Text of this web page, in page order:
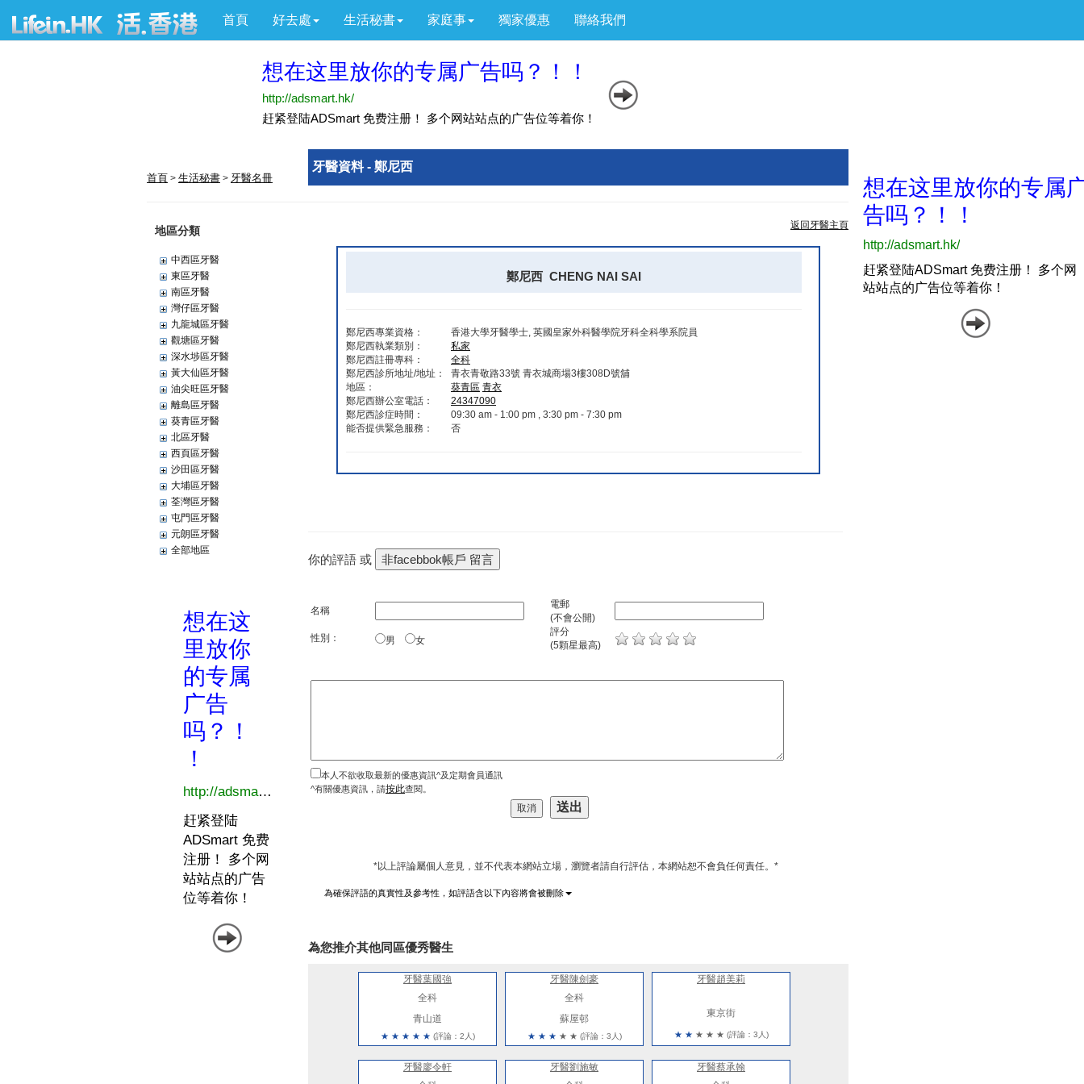
首頁 好去處 生活秘書 家庭事 獨家優惠 聯絡我們
首頁 > 生活秘書 > 牙醫名冊
地區分類
中西區牙醫
東區牙醫
南區牙醫
灣仔區牙醫
九龍城區牙醫
觀塘區牙醫
深水埗區牙醫
黃大仙區牙醫
油尖旺區牙醫
離島區牙醫
葵青區牙醫
北區牙醫
西頁區牙醫
沙田區牙醫
大埔區牙醫
荃灣區牙醫
屯門區牙醫
元朗區牙醫
全部地區
牙醫資料 - 鄭尼西
返回牙醫主頁
鄭尼西 CHENG NAI SAI
鄭尼西專業資格：
香港大學牙醫學士, 英國皇家外科醫學院牙科全科學系院員
鄭尼西執業類別：
私家
鄭尼西註冊專科：
全科
鄭尼西診所地址/地址：
青衣青敬路33號 青衣城商場3樓308D號舖
地區：
葵青區 青衣
鄭尼西辦公室電話：
24347090
鄭尼西診症時間：
09:30 am - 1:00 pm , 3:30 pm - 7:30 pm
能否提供緊急服務：
否
你的評語 或
名稱
電郵
(不會公開)
性別：
男 女
評分
(5顆星最高)
本人不欲收取最新的優惠資訊^及定期會員通訊
^有關優惠資訊，請按此查閱。
*以上評論屬個人意見，並不代表本網站立場，瀏覽者請自行評估，本網站恕不會負任何責任。*
為確保評語的真實性及參考性，如評語含以下內容將會被刪除
為您推介其他同區優秀醫生
牙醫葉國強
全科
青山道
★ ★ ★ ★ ★ (評論：2人)
牙醫陳劍豪
全科
蘇屋邨
★ ★ ★ ★ ★ (評論：3人)
牙醫趙美莉
東京街
★ ★ ★ ★ ★ (評論：3人)
牙醫廖令軒
牙醫劉施敏
牙醫蔡承翰